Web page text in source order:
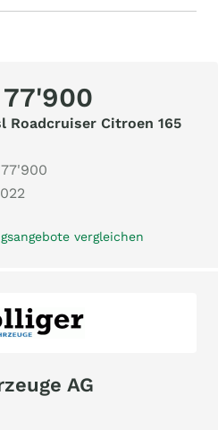
77'900
Roadcruiser Citroen 165
vergleichen
AG